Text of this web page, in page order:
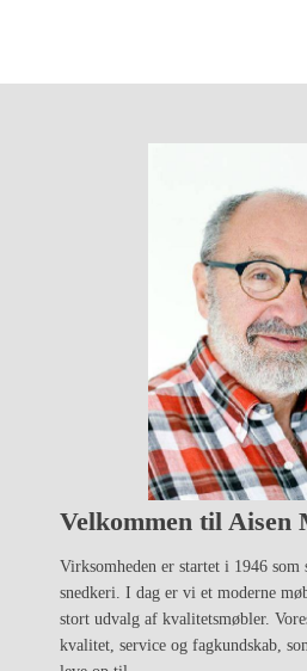
Velkommen til Aisen
Virksomheden er startet i 1946 som
snedkeri. I dag er vi et moderne
stort udvalg af kvalitetsmøbler.
kvalitet, service og fagkundskab,